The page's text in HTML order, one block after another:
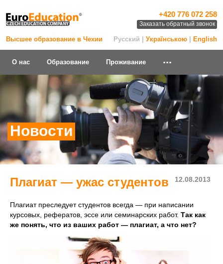
Высшее образование в Чехии
+420 776 072 258
Заказать обратный звонок
Русский | Українською English
О нас Образование Проживание ...
Новости
12.08.2013
Плагиат — ужас студентов
Плагиат преследует студентов всегда — при написании
курсовых, рефератов, эссе или семинарских работ. Так как
же понять, что из ваших работ — плагиат, а что нет?